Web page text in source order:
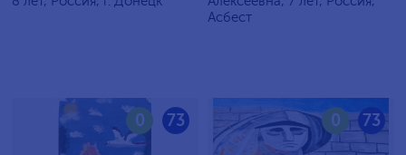
Асбест
73
0 73
0